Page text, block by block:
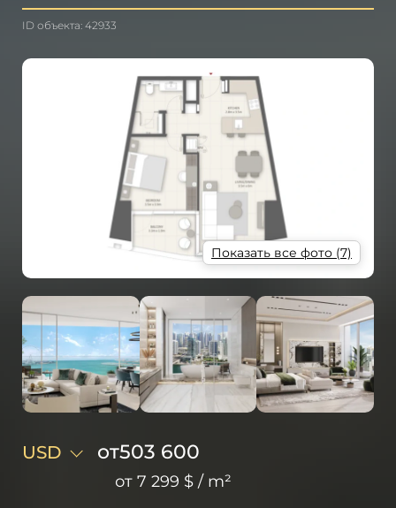
ID объекта: 42933
USD от503 600
от 7 299 $ / m²
Показать все фото (7)